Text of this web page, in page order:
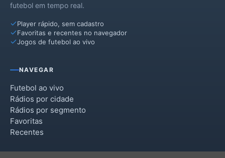
futebol em tempo real.
Player rápido, sem cadastro
Favoritas e recentes no navegador
Jogos de futebol ao vivo
NAVEGAR
Futebol ao vivo
Rádios por cidade
Rádios por segmento
Favoritas
Recentes